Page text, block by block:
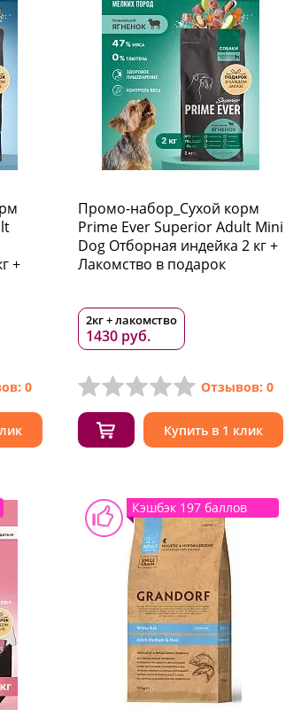
+
0
Промо-набор_Сухой корм
Prime Ever Superior Adult Mini
Dog Отборная индейка 2 кг +
Лакомство в подарок
2кг + лакомство
1430 руб.
Отзывов: 0
Купить в 1 клик
Кэшбэк 197 баллов